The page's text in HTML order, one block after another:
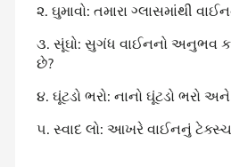
૨. ઘુમાવો: તમારા ગ્લાસમાંથી
૩. સૂંઘો: સુગંધ વાઈનનો અનુભવ
છે?
૪. ઘૂંટડો ભરો: નાનો ઘૂંટડો ભરો
૫. સ્વાદ લો: આખરે વાઈનનું